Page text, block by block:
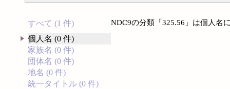
すべて (1 件)
個人名 (0 件)
家族名 (0 件)
団体名 (0 件)
地名 (0 件)
統一タイトル (0 件)
NDC9の分類「325.56」は個人名